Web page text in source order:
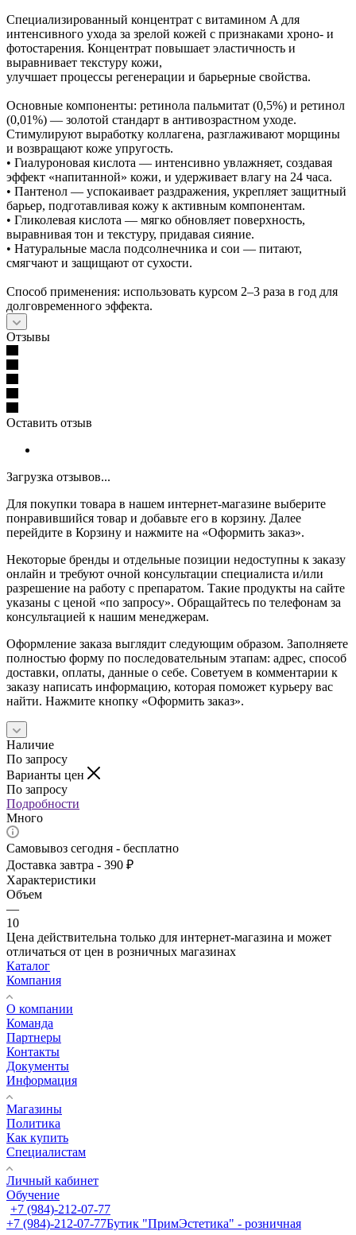
Специализированный концентрат с витамином A для
интенсивного ухода за зрелой кожей с признаками хроно- и
фотостарения. Концентрат повышает эластичность и
выравнивает текстуру кожи,
улучшает процессы регенерации и барьерные свойства.
Основные компоненты: ретинола пальмитат (0,5%) и ретинол
(0,01%) — золотой стандарт в антивозрастном уходе.
Стимулируют выработку коллагена, разглаживают морщины
и возвращают коже упругость.
• Гиалуроновая кислота — интенсивно увлажняет, создавая
эффект «напитанной» кожи, и удерживает влагу на 24 часа.
• Пантенол — успокаивает раздражения, укрепляет защитный
барьер, подготавливая кожу к активным компонентам.
• Гликолевая кислота — мягко обновляет поверхность,
выравнивая тон и текстуру, придавая сияние.
• Натуральные масла подсолнечника и сои — питают,
смягчают и защищают от сухости.
Способ применения: использовать курсом 2–3 раза в год для
долговременного эффекта.
Отзывы
Оставить отзыв
Загрузка отзывов...
Для покупки товара в нашем интернет-магазине выберите
понравившийся товар и добавьте его в корзину. Далее
перейдите в Корзину и нажмите на «Оформить заказ».
Некоторые бренды и отдельные позиции недоступны к заказу
онлайн и требуют очной консультации специалиста и/или
разрешение на работу с препаратом. Такие продукты на сайте
указаны с ценой «по запросу». Обращайтесь по телефонам за
консультацией к нашим менеджерам.
Оформление заказа выглядит следующим образом. Заполняете
полностью форму по последовательным этапам: адрес, способ
доставки, оплаты, данные о себе. Советуем в комментарии к
заказу написать информацию, которая поможет курьеру вас
найти. Нажмите кнопку «Оформить заказ».
Наличие
По запросу
Варианты цен
По запросу
Подробности
Много
Самовывоз сегодня - бесплатно
Доставка завтра - 390 ₽
Характеристики
Объем
—
10
Цена действительна только для интернет-магазина и может
отличаться от цен в розничных магазинах
Каталог
Компания
О компании
Команда
Партнеры
Контакты
Документы
Информация
Магазины
Политика
Как купить
Специалистам
Личный кабинет
Обучение
+7 (984)-212-07-77
+7 (984)-212-07-77Бутик "ПримЭстетика" - розничная